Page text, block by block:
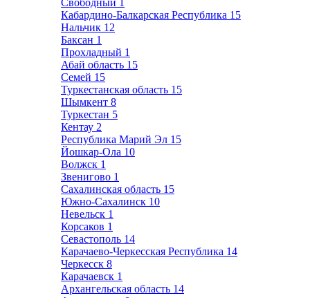
Свободный 1
Кабардино-Балкарская Республика 15
Нальчик 12
Баксан 1
Прохладный 1
Абай область 15
Семей 15
Туркестанская область 15
Шымкент 8
Туркестан 5
Кентау 2
Республика Марий Эл 15
Йошкар-Ола 10
Волжск 1
Звенигово 1
Сахалинская область 15
Южно-Сахалинск 10
Невельск 1
Корсаков 1
Севастополь 14
Карачаево-Черкесская Республика 14
Черкесск 8
Карачаевск 1
Архангельская область 14